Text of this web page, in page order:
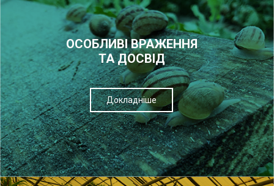
ОСОБЛИВІ ВРАЖЕННЯ
ТА ДОСВІД
Докладніше